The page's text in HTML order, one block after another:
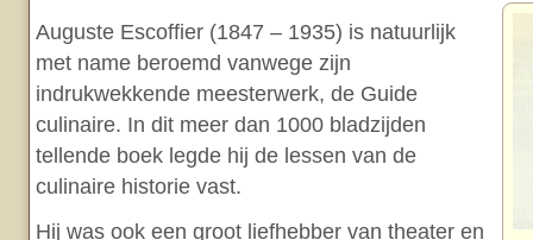
Auguste Escoffier (1847 – 1935) is natuurlijk
met name beroemd vanwege zijn
indrukwekkende meesterwerk, de Guide
culinaire. In dit meer dan 1000 bladzijden
tellende boek legde hij de lessen van de
culinaire historie vast.
Hij was ook een groot liefhebber van theater en